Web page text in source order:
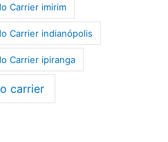
Carrier imirim
Carrier indianópolis
Carrier ipiranga
carrier